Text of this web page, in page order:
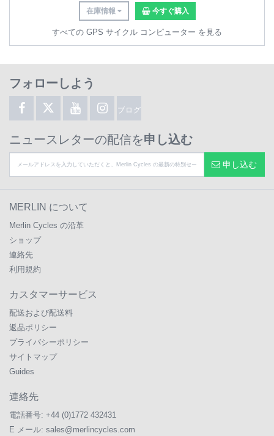
在庫情報 今すぐ購入
すべての GPS サイクル コンピューター を見る
フォローしよう
ブログ
ニュースレターの配信を申し込む
申し込む
MERLIN について
Merlin Cycles の沿革
ショップ
連絡先
利用規約
カスタマーサービス
配送および配送料
返品ポリシー
プライバシーポリシー
サイトマップ
Guides
連絡先
電話番号: +44 (0)1772 432431
E メール: sales@merlincycles.com